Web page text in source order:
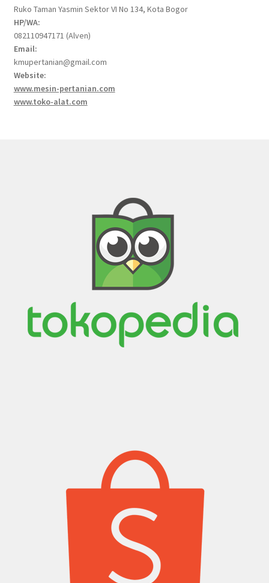
Ruko Taman Yasmin Sektor VI No 134, Kota Bogor
HP/WA:
082110947171 (Alven)
Email:
kmupertanian@gmail.com
Website:
www.mesin-pertanian.com
www.toko-alat.com